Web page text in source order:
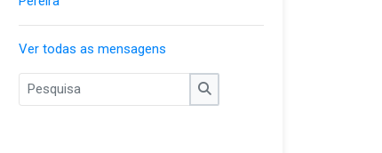
Ver todas as mensagens
Pesquisa
Pesquisa